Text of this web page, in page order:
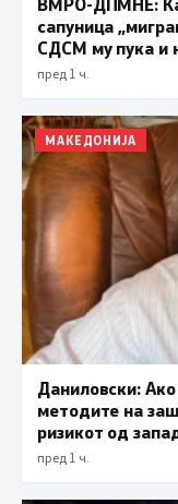
сапуница
СДСМ му пука и
прифаќање на
пред 1 ч.
МАКЕДОНИЈА
Даниловски:
методите на
ризикот од
пред 1 ч.